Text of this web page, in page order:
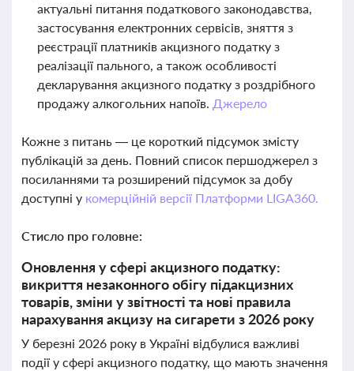
актуальні питання податкового законодавства,
застосування електронних сервісів, зняття з
реєстрації платників акцизного податку з
реалізації пального, а також особливості
декларування акцизного податку з роздрібного
продажу алкогольних напоїв. Джерело
Кожне з питань — це короткий підсумок змісту
публікацій за день. Повний список першоджерел з
посиланнями та розширений підсумок за добу
доступні у комерційній версії Платформи LIGA360.
Стисло про головне:
Оновлення у сфері акцизного податку:
викриття незаконного обігу підакцизних
товарів, зміни у звітності та нові правила
нарахування акцизу на сигарети з 2026 року
У березні 2026 року в Україні відбулися важливі
події у сфері акцизного податку, що мають значення